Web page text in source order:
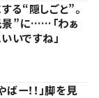
る“隠しごと”。
景”に……「わぁ
いですね」
ー！！」脚を見